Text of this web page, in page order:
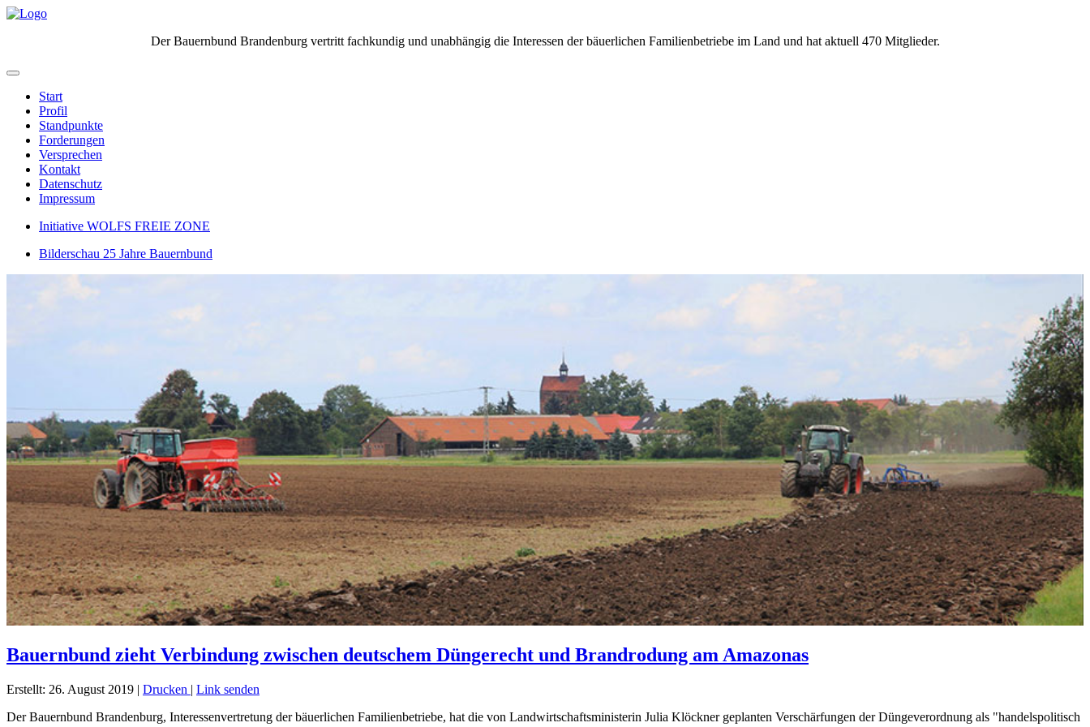
Der Bauernbund Brandenburg vertritt fachkundig und unabhängig die Interessen der bäuerlichen Familienbetriebe im Land und hat aktuell 470 Mitglieder.
Start
Profil
Standpunkte
Forderungen
Versprechen
Kontakt
Datenschutz
Impressum
Initiative WOLFS FREIE ZONE
Bilderschau 25 Jahre Bauernbund
Bauernbund zieht Verbindung zwischen deutschem Düngerecht und Brandrodung am Amazonas
Erstellt: 26. August 2019 | Drucken | Link senden
Der Bauernbund Brandenburg, Interessenvertretung der bäuerlichen Familienbetriebe, hat die von Landwirtschaftsministerin Julia Klöckner geplanten Verschärfungen der Düngeverordnung als "handelspolitisch